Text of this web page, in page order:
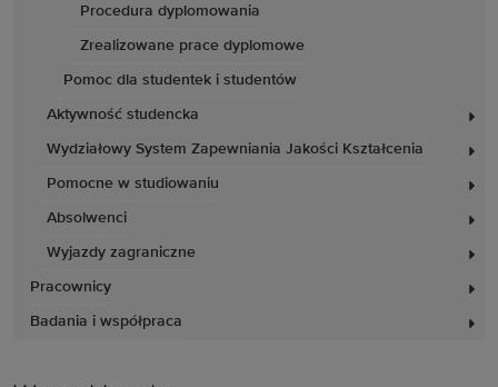
Procedura dyplomowania
Zrealizowane prace dyplomowe
Pomoc dla studentek i studentów
Aktywność studencka
Wydziałowy System Zapewniania Jakości Kształcenia
Pomocne w studiowaniu
Absolwenci
Wyjazdy zagraniczne
Pracownicy
Badania i współpraca